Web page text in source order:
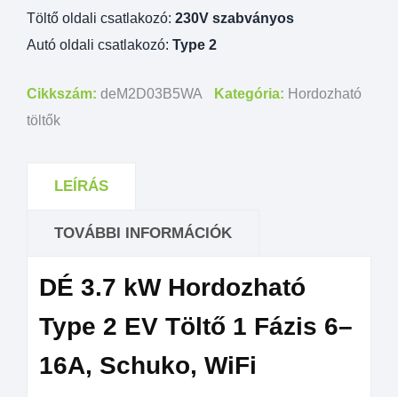
Töltő oldali csatlakozó: 230V szabványos
Autó oldali csatlakozó: Type 2
Cikkszám: deM2D03B5WA Kategória: Hordozható
töltők
LEÍRÁS
TOVÁBBI INFORMÁCIÓK
DÉ 3.7 kW Hordozható
Type 2 EV Töltő 1 Fázis 6–
16A, Schuko, WiFi